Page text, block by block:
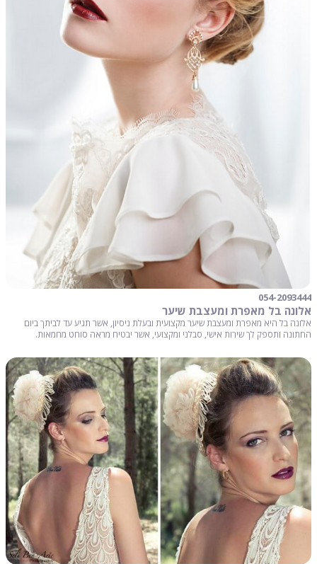
054-2093444
אלונה בל מאפרת ומעצבת שיער
אלונה בל היא מאפרת ומעצבת שיער מקצועית ובעלת ניסיון, אשר תגיע עד לביתך ביום
החתונה ותספק לך שירות אישי, סבלני ומקצועי, אשר יבטיח מראה סוחט מחמאות.